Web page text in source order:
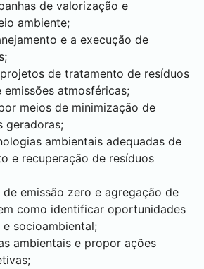
de valorização e
ambiente;
e a execução de
de tratamento de resíduos
emissões atmosféricas;
meios de minimização de
geradoras;
ambientais adequadas de
e recuperação de resíduos
emissão zero e agregação de
como identificar oportunidades
socioambiental;
ambientais e propor ações